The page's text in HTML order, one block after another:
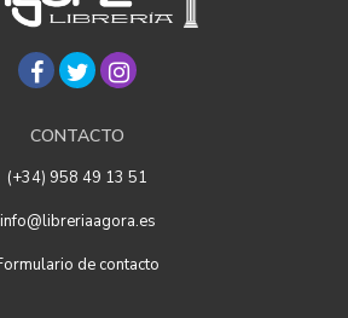
CONTACTO
(+34) 958 49 13 51
info@libreriaagora.es
de contacto